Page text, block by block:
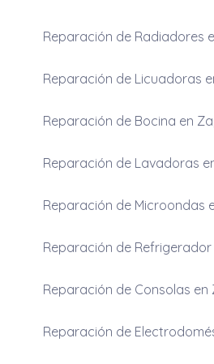
Reparación de Radiadores
Reparación de Licuadoras
Reparación de Bocina en
Reparación de Lavadoras
Reparación de Microondas
Reparación de
Reparación de Consolas en
Reparación de